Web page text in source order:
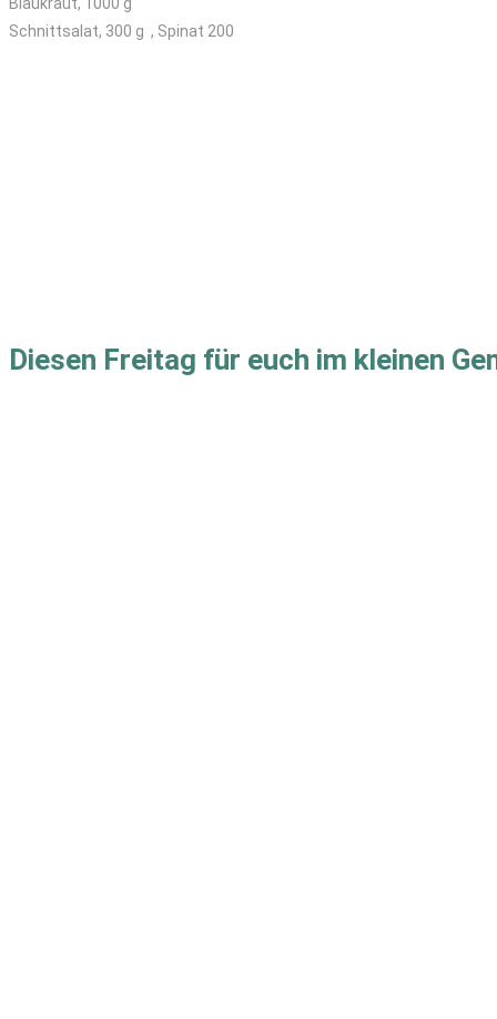
Schnittsalat, 300 g , Spinat 200
Diesen Freitag für euch im kleinen